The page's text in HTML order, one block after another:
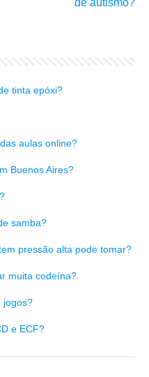
tinta epóxi?
aulas online?
Buenos Aires?
samba?
pressão alta pode tomar?
muita codeína?
jogos?
e ECF?